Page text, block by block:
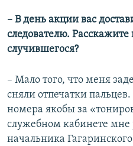
– В день акции вас
следователю. Расскажите
случившегося?
– Мало того, что меня
сняли отпечатки
номера якобы за
служебном кабинете мне
начальника